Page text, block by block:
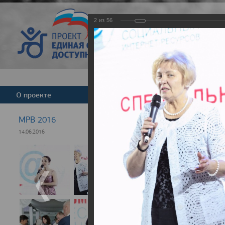
Версия для
О проекте Новости
МРВ 2016
14.06.2016
2 из 56